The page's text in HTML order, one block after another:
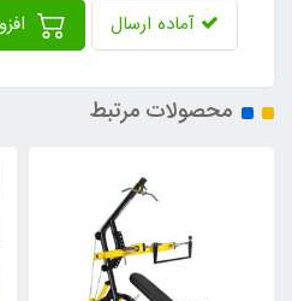
آماده ارسال
محصولات مرتبط